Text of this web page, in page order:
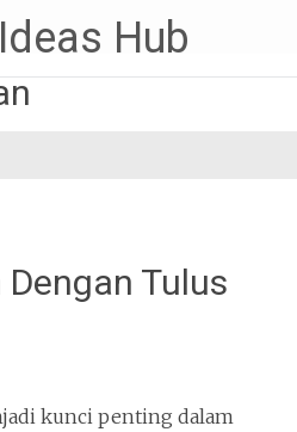
Hub
Tulus
kunci penting dalam